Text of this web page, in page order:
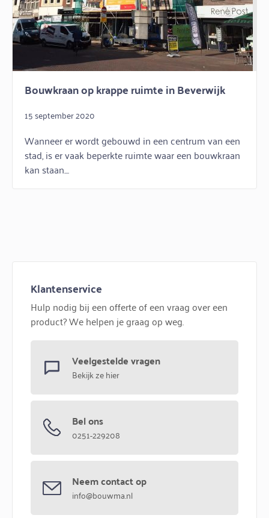
Bouwkraan op krappe ruimte in Beverwijk
15 september 2020
Wanneer er wordt gebouwd in een centrum van een
stad, is er vaak beperkte ruimte waar een bouwkraan
kan staan....
Klantenservice
Hulp nodig bij een offerte of een vraag over een
product? We helpen je graag op weg.
Veelgestelde vragen
Bekijk ze hier
Bel ons
0251-229208
Neem contact op
info@bouwma.nl